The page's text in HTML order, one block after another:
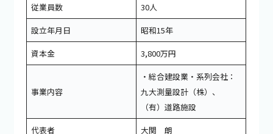
従業員数
30人
設立年月日
昭和15年
資本金
3,800万円
事業内容
・総合建設業・系列会社：
九大測量設計（株）、
（有）道路施設
代表者
大関 朗